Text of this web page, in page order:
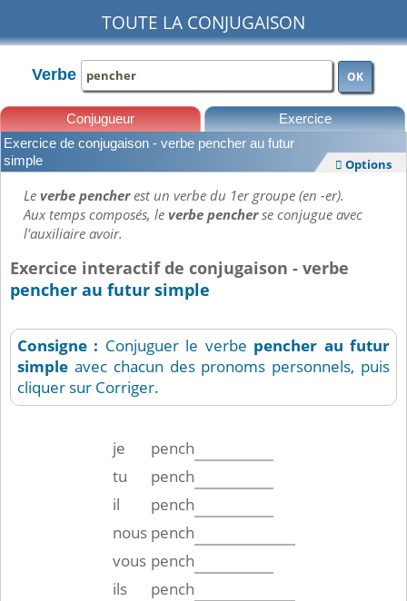
TOUTE LA CONJUGAISON
Verbe OK
Conjugueur Exercice
Exercice de conjugaison - verbe pencher au futur
simple
 Options
Leverbe pencherest un verbe du 1er groupe (en -er).
Aux temps composés, leverbe pencherse conjugue avec
l'auxiliaire avoir.
Exercice interactif de conjugaison - verbe
pencher au futur simple
Consigne : Conjuguer le verbe pencher au futur
simple avec chacun des pronoms personnels, puis
cliquer sur Corriger.
je
pench
tu
pench
il
pench
nous pench
vous pench
ils
pench